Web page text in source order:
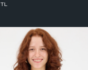
TL